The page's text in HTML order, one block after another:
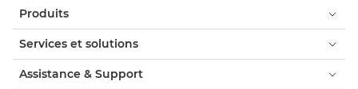
Produits
Services et solutions
Assistance & Support